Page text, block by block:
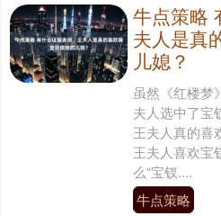
牛点策略
夫人是真
儿媳？
虽然《红楼梦
夫人选中了宝
王夫人真的喜
王夫人喜欢宝
么“宝钗....
牛点策略